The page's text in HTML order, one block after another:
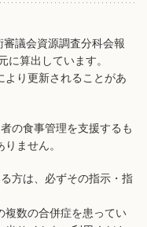
議会資源調査分科会報
算出しています。
より更新されることがあ
の食事管理を支援するも
ません。
方は、必ずその指示・指
複数の合併症を患ってい